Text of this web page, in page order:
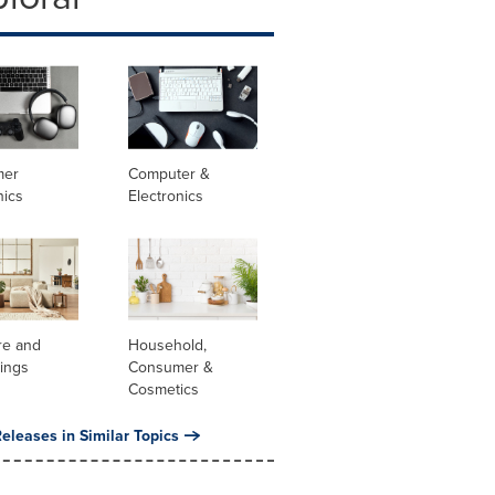
Computer &
Electronics
and
Household,
Consumer &
Cosmetics
in Similar Topics